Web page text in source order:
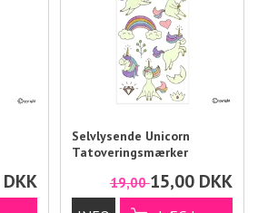
DKK
Selvlysende Unicorn
Tatoveringsmærker
19,0015,00 DKK